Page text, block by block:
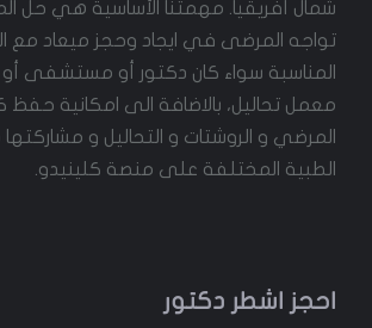
شمال أفريقيا. مهمتنا الأساسية هي حل
تواجه المرضى في ايجاد وحجز ميعاد مع
المناسبة سواء كان دكتور أو مستشفى
معمل تحاليل، بالاضافة الى امكانية حفظ
المرضي و الروشتات و التحاليل و
الطبية المختلفة على منصة كلينيدو.
احجز اشطر دكتور